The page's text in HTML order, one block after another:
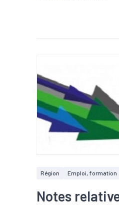
Région Emploi, formation
Notes